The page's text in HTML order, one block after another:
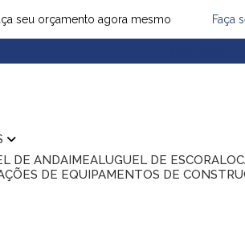
seu orçamento agora mesmo Faça
DE ANDAIME ALUGUEL DE ESCORA
DE EQUIPAMENTOS DE